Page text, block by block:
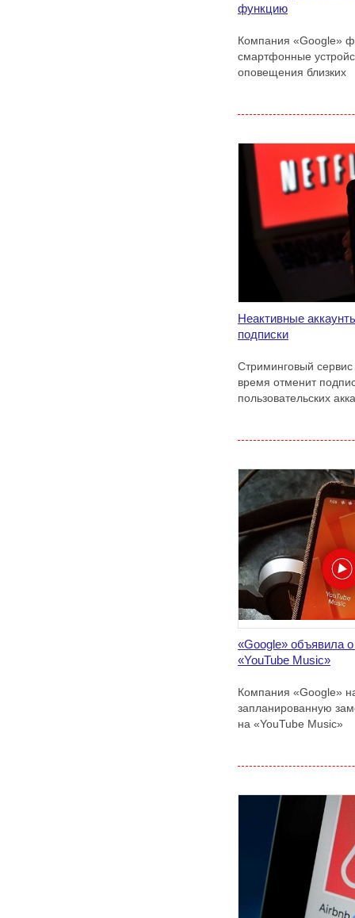
функцию
Компания «Google»
смартфонные
оповещения близких
Неактивные
подписки
Стриминговый
время отменит
пользовательских
«Google» объявила
«YouTube Musiс»
Компания «Google»
запланированную
на «YouTube Musiс»